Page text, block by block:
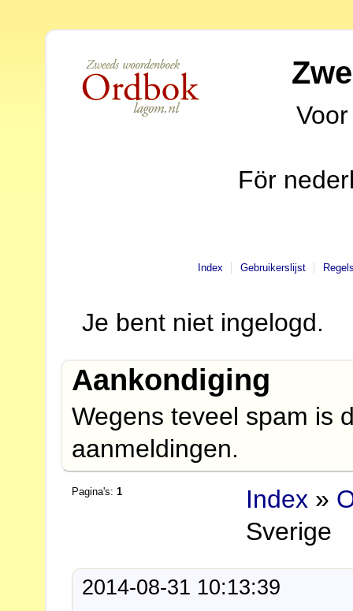
För
Index Gebruikerslijst
Je bent niet ingelogd.
Aankondiging
Wegens teveel spam is
aanmeldingen.
Pagina's:1 Index »
Sverige
2014-08-31 10:13:39